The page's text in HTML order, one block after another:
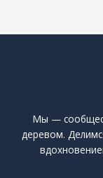
Мы —
деревом.